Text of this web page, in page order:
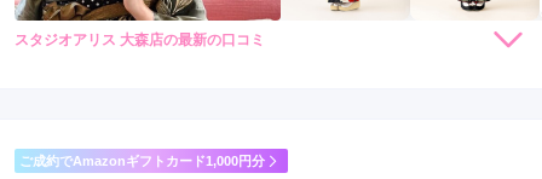
スタジオアリス 大森店の最新の口コミ
ご利用目的：レンタル /成人式
ご利用日：2022年07月
ご成約でAmazonギフトカード1,000円分